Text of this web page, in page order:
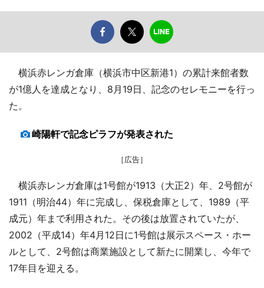
横浜赤レンガ倉庫（横浜市中区新港1）の累計来館者数
が1億人を達成となり、8月19日、記念のセレモニーを行っ
た。
崎陽軒で記念ピラフが発表された
［広告］
横浜赤レンガ倉庫は1号館が1913（大正2）年、2号館が
1911（明治44）年に完成し、保税倉庫として、1989（平
成元）年まで利用された。その後は放置されていたが、
2002（平成14）年4月12日に1号館は展示スペース・ホー
ルとして、2号館は商業施設として新たに開業し、今年で
17年目を迎える。